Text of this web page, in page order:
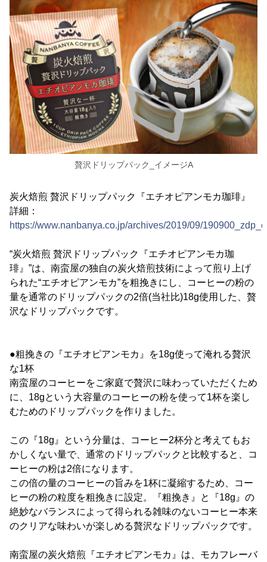
贅沢ドリップパック_イメージA
炭火焙煎 贅沢ドリップパック『エチオピアンモカ珈琲』
詳細：
https://www.nanbanya.co.jp/archives/2019/09/
“炭火焙煎 贅沢ドリップパック『エチオピアンモカ珈
琲』”は、南蛮屋の独自の炭火焙煎技術によって煎り上げ
られた“エチオピアンモカ”を粗挽きにし、コーヒーの粉の
量を通常のドリップパックの2倍(当社比)18g使用した、贅
沢なドリップパックです。
●粗挽きの『エチオピアンモカ』を18g使って淹れる贅沢
な1杯
南蛮屋のコーヒーをご家庭で贅沢に味わっていただくため
に、18gという大容量のコーヒーの粉を使って1杯を楽し
むためのドリップパックを作りました。
この『18g』という分量は、コーヒー2杯分と考えてもお
かしくない量で、通常のドリップパックと比較すると、コ
ーヒーの粉は2倍になります。
この倍の量のコーヒーの旨みを1杯に凝縮するため、コー
ヒーの粉の粒度を粗挽きに設定。『粗挽き』と『18g』の
絶妙なバランスによって得られる雑味のないコーヒー本来
のクリアな味わいが楽しめる贅沢なドリップパックです。
南蛮屋の炭火焙煎『エチオピアンモカ』は、モカフレーバ